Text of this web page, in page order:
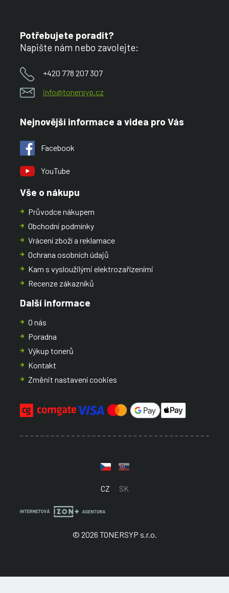
Potřebujete poradit?
Napište nám nebo zavolejte:
+420 778 207 307
info@tonersyp.cz
Nejnovější informace a videa pro Vás
Facebook
YouTube
Vše o nákupu
Průvodce nákupem
Obchodní podmínky
Vrácení zboží a reklamace
Ochrana osobních údajů
Kam s vysloužilými elektrozařízeními
Recenze zákazníků
Další informace
O nás
Poradna
Výkup tonerů
Kontakt
Změnit nastavení cookies
CZ SK
© 2026 TONERSYP s.r.o.